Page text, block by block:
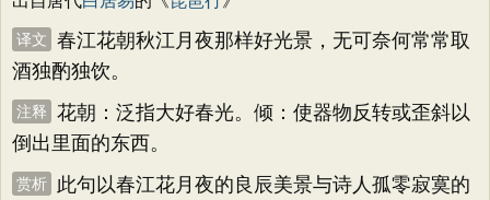
译文
春江花朝秋江月夜那样好光景，无可奈何常常取
酒独酌独饮。
注释
花朝：泛指大好春光。倾：使器物反转或歪斜以
倒出里面的东西。
赏析
此句以春江花月夜的良辰美景与诗人孤零寂寞的